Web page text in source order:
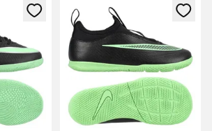
a bejelentkezéshez vagy a tagként
Megnyit egy modált a